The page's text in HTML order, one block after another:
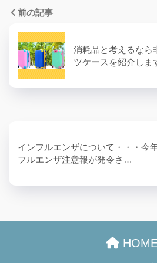
前の記事
消耗品と考えるなら
ツケースを紹介しま
インフルエンザについて・・・今
フルエンザ注意報が発令さ…